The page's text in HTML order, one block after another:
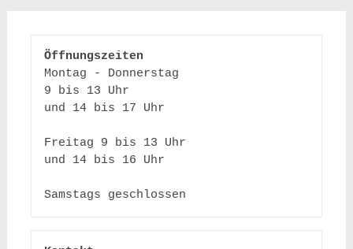
Öffnungszeiten
Montag - Donnerstag
9 bis 13 Uhr
und 14 bis 17 Uhr
Freitag 9 bis 13 Uhr
und 14 bis 16 Uhr
Samstags geschlossen